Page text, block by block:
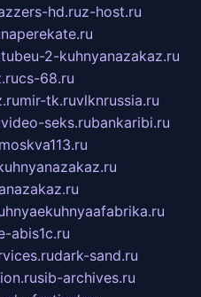
hd.ruz-host.ru
naperekate.ru
2-kuhnyanazakaz.ru
cs-68.ru
mir-tk.ruvlknrussia.ru
video-seks.rubankaribi.ru
abis1c.ru
dark-sand.ru
sib-archives.ru